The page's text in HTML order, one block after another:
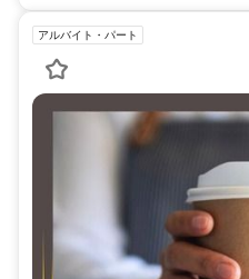
アルバイト・パート